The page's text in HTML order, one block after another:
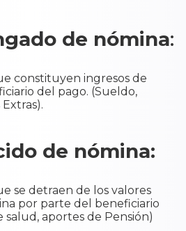
de nómina:
constituyen ingresos de
del pago. (Sueldo,
de nómina:
se detraen de los valores
por parte del beneficiario
salud, aportes de Pensión)